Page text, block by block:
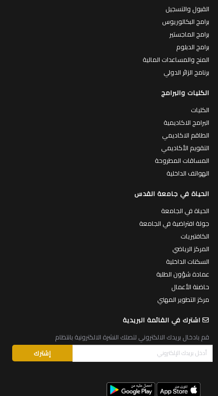
القبول والتسجيل
برامج البكالوريوس
برامج الماجستير
برامج الدبلوم
المنح والمساعدات المالية
برنامج الزائر الدولي
الكليات والبرامج
الكليات
البرامج الاكاديمية
الطاقم الاكاديمي
التقويم الأكاديمي
المساقات المطروحة
الهواتف الداخلية
الحياة في جامعة القدس
الحياة في الجامعة
جولة افتراضية في الجامعة
الكافتيريات
المركز الرياضي
السكنات الداخلية
عمادة شؤون الطلبة
حاضنة الأعمال
مركز التطوير المهني
اشترك في القائمة البريدية
قم بادخال بريدك الالكتروني لتصلك النشرة الالكترونية بانتظام